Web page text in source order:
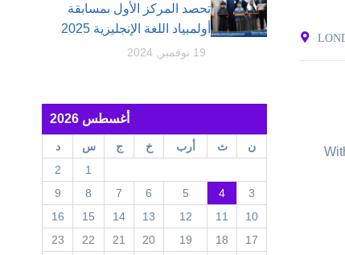
تحصد المركز الأول بمسابقة
أولمبياد اللغة الإنجليزية 2025
19 نوفمبر, 2024
أغسطس 2026
ن ث أرب خ ج س
د
1
2
3
4
5
6
7
8
9
10
11
12
13
14
15
16
17
18
19
20
21
22
23